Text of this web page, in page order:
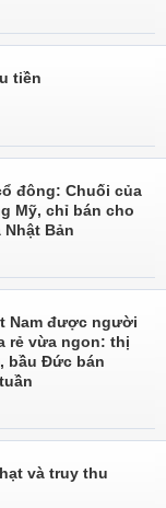
tiền
đông: Chuối của
Mỹ, chỉ bán cho
Nhật Bản
Nam được người
rẻ vừa ngon: thị
bầu Đức bán
và truy thu